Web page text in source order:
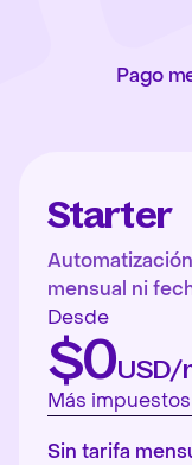
Pago
Starter
mensual ni
Desde
$0USD/
Más
Sin tarifa